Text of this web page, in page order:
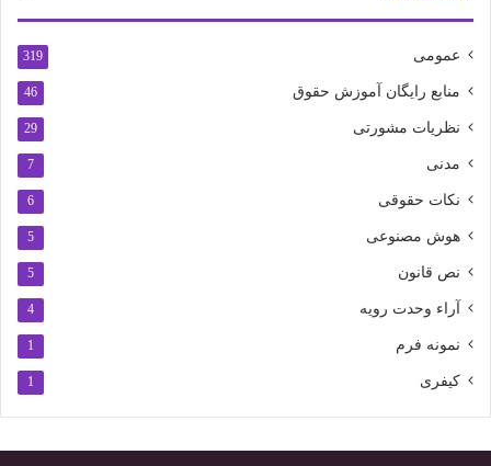
عمومی 319
منابع رایگان آموزش حقوق 46
نظریات مشورتی 29
مدنی 7
نکات حقوقی 6
هوش مصنوعی 5
نص قانون 5
آراء وحدت رویه 4
نمونه فرم 1
کیفری 1